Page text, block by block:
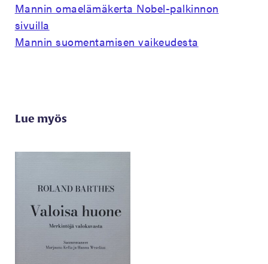
Mannin omaelämäkerta Nobel-palkinnon
sivuilla
Mannin suomentamisen vaikeudesta
Lue myös